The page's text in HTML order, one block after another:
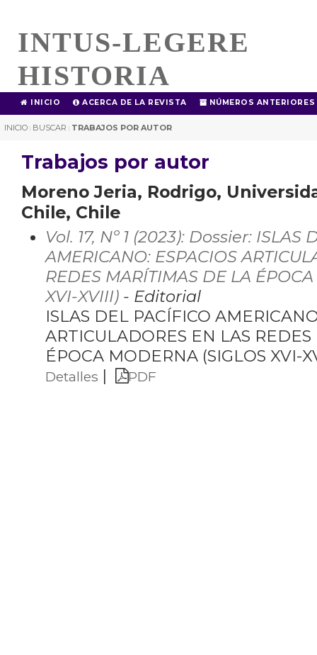
INTUS-LEGERE
HISTORIA
INICIO ACERCA DE LA REVISTA NÚMEROS ANTERIORES
INICIO | BUSCAR | TRABAJOS POR AUTOR
Trabajos por autor
Moreno Jeria, Rodrigo,
Chile, Chile
Vol. 17, Nº 1 (2023): Dossier: ISLAS
AMERICANO: ESPACIOS
REDES MARÍTIMAS DE LA
XVI-XVIII)- Editorial
ISLAS DEL PACÍFICO
ARTICULADORES EN LAS
ÉPOCA MODERNA (SIGLOS XVI-
Detalles | PDF